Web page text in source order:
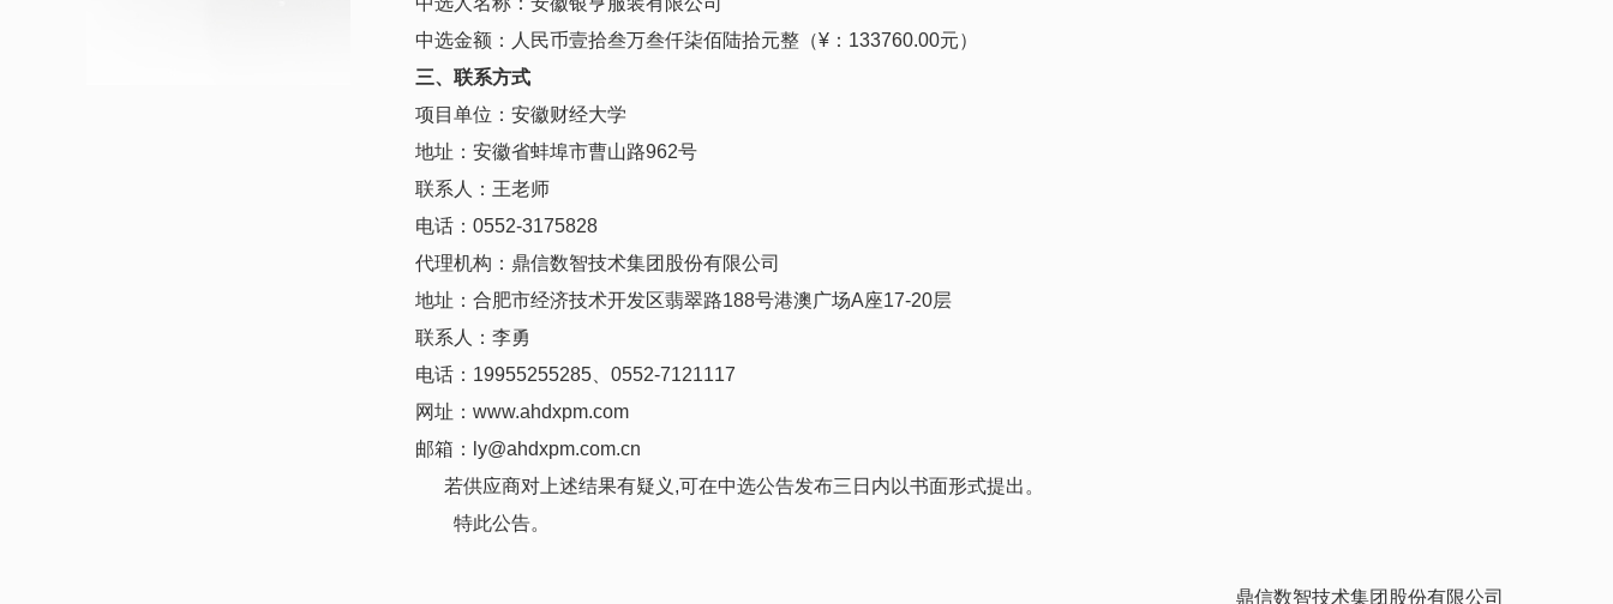
中选金额：人民币壹拾叁万叁仟柒佰陆拾元整 （¥ ： 133760.00元）
三、联系方式
项目单位：安徽财经大学
地址：安徽省蚌埠市曹山路962号
联系人：王老师
电话： 0552-3175828
代理机构：鼎信数智技术集团股份有限公司
地址：合肥市经济技术开发区翡翠路188号港澳广场A座17-20层
联系人：李勇
电话： 19955255285
0552-7121117
网址： www.ahdxpm.com
邮箱：
ly@ahdxpm.com.cn
若供应商对上述结果有疑义 ,可在中选公告发布三日 内以书面形式提出 。
特此公告。
鼎信数智技术集团股份有限公司